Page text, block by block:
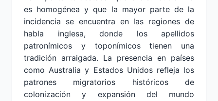
es homogénea y que la mayor parte de la
incidencia se encuentra en las regiones de
habla inglesa, donde los apellidos
patronímicos y toponímicos tienen una
tradición arraigada. La presencia en países
como Australia y Estados Unidos refleja los
patrones migratorios históricos de
colonización y expansión del mundo